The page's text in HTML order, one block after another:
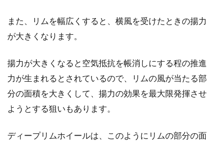
皆さんは「普通自転車」の定義をご存知でしょ
こんにちは、じてんしゃライターふくだです。
ブルといえば...
また、リムを幅広くすると、横風を受けたときの揚力
が大きくなります。
揚力が大きくなると空気抵抗を帳消しにする程の推進
力が生まれるとされているので、リムの風が当たる部
分の面積を大きくして、揚力の効果を最大限発揮させ
ようとする狙いもあります。
ディープリムホイールは、このようにリムの部分の面